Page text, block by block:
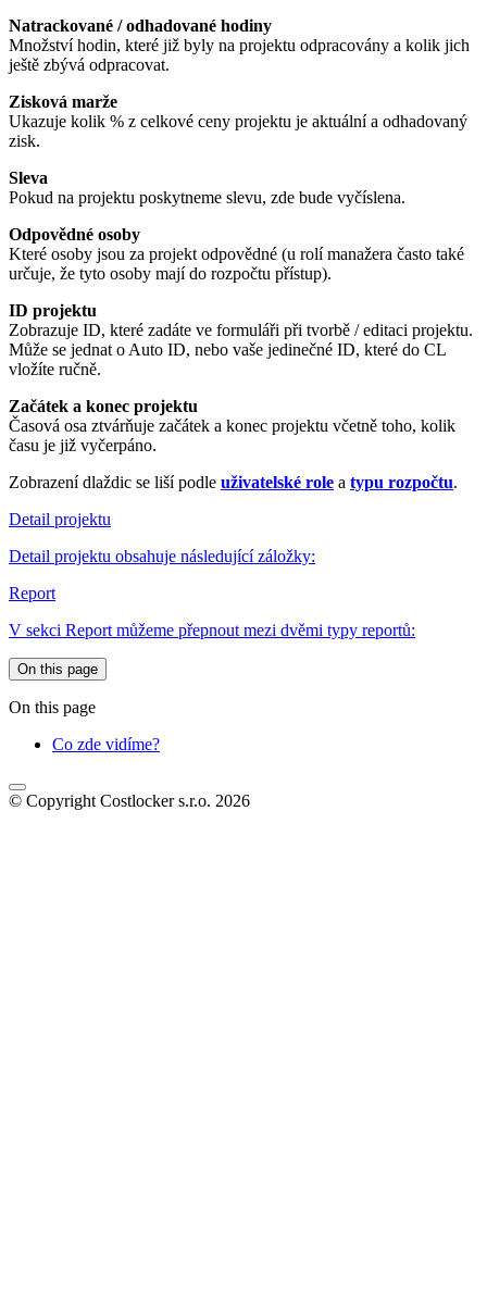
Natrackované / odhadované hodiny
Množství hodin, které již byly na projektu odpracovány a kolik jich
ještě zbývá odpracovat.
Zisková marže
Ukazuje kolik % z celkové ceny projektu je aktuální a odhadovaný
zisk.
Sleva
Pokud na projektu poskytneme slevu, zde bude vyčíslena.
Odpovědné osoby
Které osoby jsou za projekt odpovědné (u rolí manažera často také
určuje, že tyto osoby mají do rozpočtu přístup).
ID projektu
Zobrazuje ID, které zadáte ve formuláři při tvorbě / editaci projektu.
Může se jednat o Auto ID, nebo vaše jedinečné ID, které do CL
vložíte ručně.
Začátek a konec projektu
Časová osa ztvárňuje začátek a konec projektu včetně toho, kolik
času je již vyčerpáno.
Zobrazení dlaždic se liší podle uživatelské role a typu rozpočtu.
Detail projektu
Detail projektu obsahuje následující záložky:
Report
V sekci Report můžeme přepnout mezi dvěmi typy reportů:
On this page
On this page
Co zde vidíme?
© Copyright Costlocker s.r.o. 2026